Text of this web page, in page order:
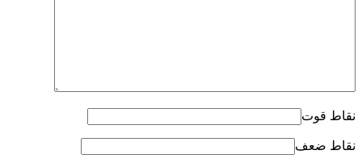
نقاط قوت
نقاط ضعف